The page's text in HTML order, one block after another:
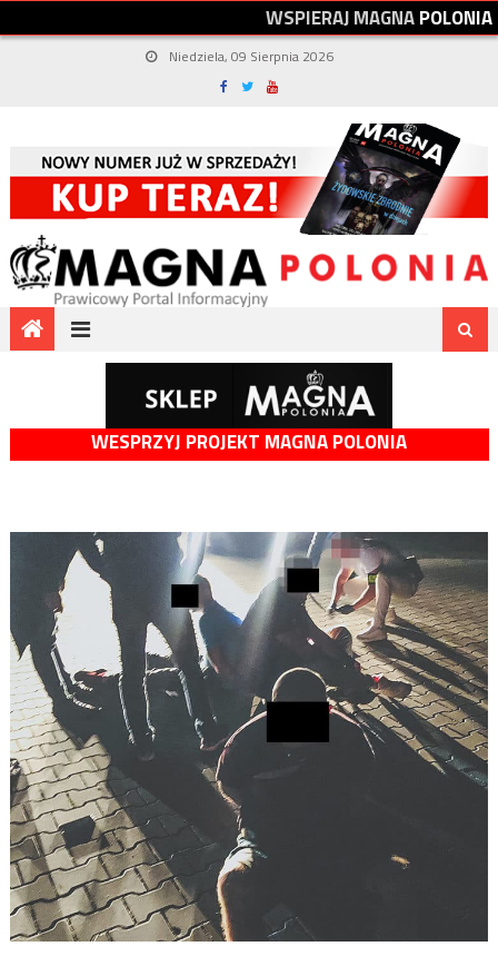
WSPIERAJMAGNAPOLONIA
Niedziela, 09 Sierpnia 2026
WESPRZYJ PROJEKT MAGNA POLONIA